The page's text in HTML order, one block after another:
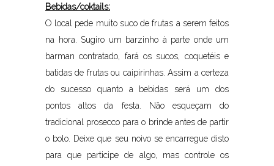
Bebidas/coktails:
O local pede muito suco de frutas a serem feitos
na hora. Sugiro um barzinho à parte onde um
barman contratado, fará os sucos, coquetéis e
batidas de frutas ou caipirinhas. Assim a certeza
do sucesso quanto a bebidas será um dos
pontos altos da festa. Não esqueçam do
tradicional prosecco para o brinde antes de partir
o bolo. Deixe que seu noivo se encarregue disto
para que participe de algo, mas controle os